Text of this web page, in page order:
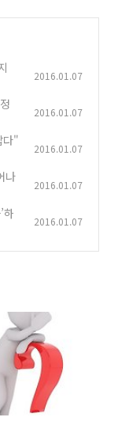
2016.01.07
2016.01.07
다"
2016.01.07
나
2016.01.07
하
2016.01.07